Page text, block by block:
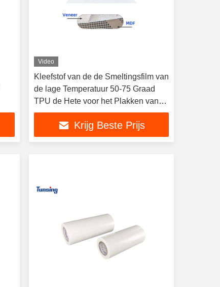
Video
Kleefstof van de de Smeltingsfilm van
de lage Temperatuur 50-75 Graad
TPU de Hete voor het Plakken van
MDF Blad
Krijg Beste Prijs